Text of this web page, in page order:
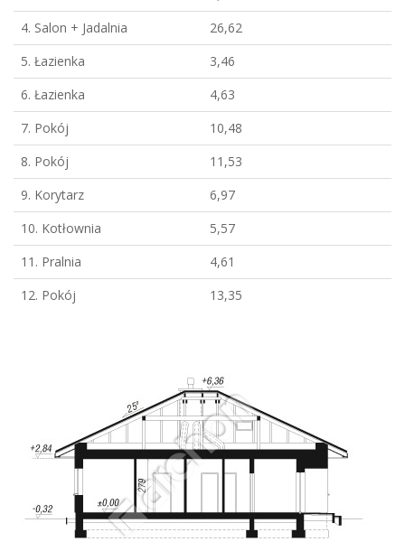
4. Salon + Jadalnia
26,62
5. Łazienka
3,46
6. Łazienka
4,63
7. Pokój
10,48
8. Pokój
11,53
9. Korytarz
6,97
10. Kotłownia
5,57
11. Pralnia
4,61
12. Pokój
13,35